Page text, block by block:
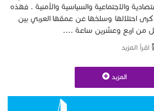
والاجتماعية والسياسية والأمنية . فهذه
احتلالها وسلخها عن عمقها العربي بين
من اربع وعشرين ساعة ....
اقرأ المزيد
المزيد